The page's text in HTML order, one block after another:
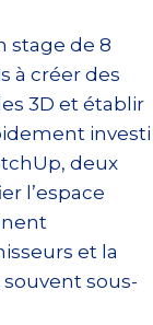
stage de 8
à créer des
3D et établir
investi
deux
l’espace
et la
sous-